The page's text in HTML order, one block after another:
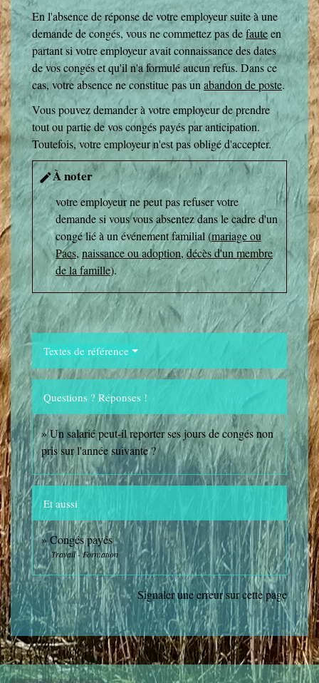
En l'absence de réponse de votre employeur suite à une
demande de congés, vous ne commettez pas defauteen
partant si votre employeur avait connaissance des dates
de vos congés et qu'il n'a formulé aucun refus. Dans ce
cas, votre absence ne constitue pas un abandon de poste.
Vous pouvez demander à votre employeur de prendre
tout ou partie de vos congés payés par anticipation.
Toutefois, votre employeur n'est pas obligé d'accepter.
editÀ noter
votre employeur ne peut pas refuser votre
demande si vous vous absentez dans le cadre d'un
congé lié à un événement familial (mariage ou
Pacs,naissance ou adoption,décès d'un membre
de la famille).
Textes de référence
Questions ? Réponses !
Un salarié peut-il reporter ses jours de congés non
pris sur l'année suivante ?
Et aussi
Congés payés
Travail - Formation
Signaler une erreur sur cette page